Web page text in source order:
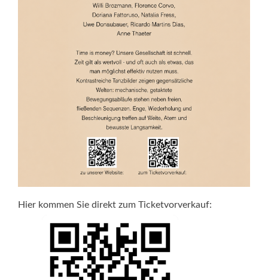
Hier kommen Sie direkt zum Ticketvorverkauf: